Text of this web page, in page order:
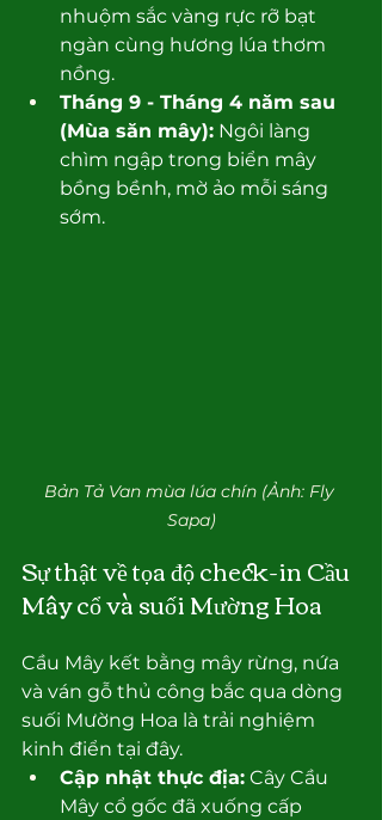
nhuộm sắc vàng rực rỡ bạt
ngàn cùng hương lúa thơm
nồng.
Tháng 9 - Tháng 4 năm sau
(Mùa săn mây): Ngôi làng
chìm ngập trong biển mây
bồng bềnh, mờ ảo mỗi sáng
sớm.
Bản Tả Van mùa lúa chín (Ảnh: Fly
Sapa)
Sự thật về tọa độ check-in Cầu
Mây cổ và suối Mường Hoa
Cầu Mây kết bằng mây rừng, nứa
và ván gỗ thủ công bắc qua dòng
suối Mường Hoa là trải nghiệm
kinh điển tại đây.
Cập nhật thực địa: Cây Cầu
Mây cổ gốc đã xuống cấp